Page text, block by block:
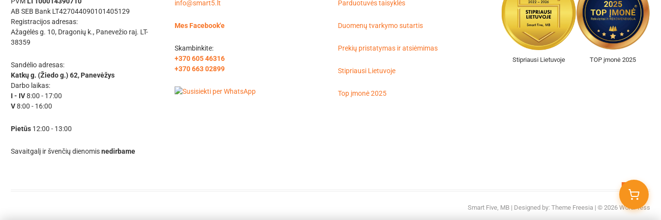
AB SEB Bank LT427044090101405129
Registracijos adresas:
Ažagėlės g. 10, Dragonių k., Panevežio raj. LT-
38359
Sandėlio adresas:
Katkų g. (Žiedo g.) 62, Panevėžys
Darbo laikas:
I - IV8:00 - 17:00
V8:00 - 16:00
Pietūs 12:00 - 13:00
Savaitgalį ir švenčių dienomisnedirbame
info@smart5.lt
Mes Facebook'e
Skambinkite:
+370 605 46316
+370 663 02899
Parduotuvės taisyklės
Duomenų tvarkymo sutartis
Prekių pristatymas ir atsiėmimas
Stipriausi Lietuvoje
Top įmonė 2025
Stipriausi Lietuvoje TOP įmonė 2025
Smart Five, MB | Designed by: Theme Freesia | © 2026 WordPress
to
top